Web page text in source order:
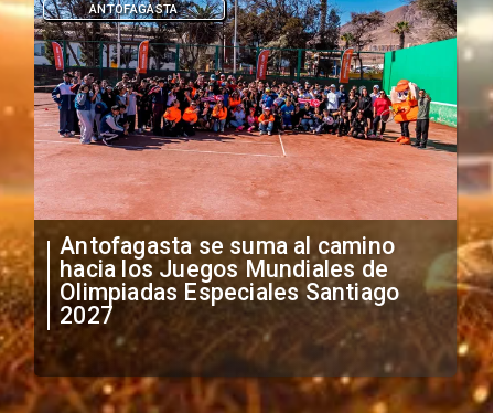
Antofagasta se suma al camino
hacia los Juegos Mundiales de
Olimpiadas Especiales Santiago
2027
ANTOFAGASTA